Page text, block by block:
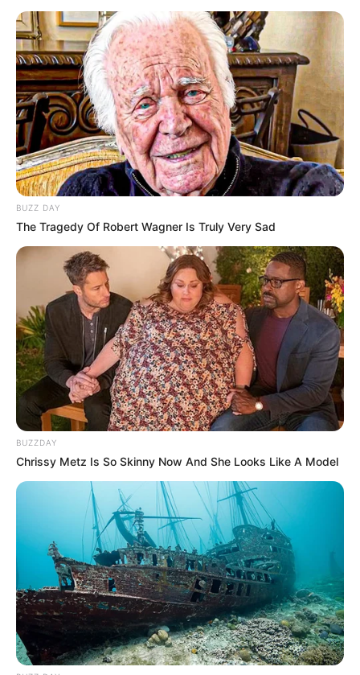
BUZZ DAY
The Tragedy Of Robert Wagner Is Truly Very Sad
BUZZDAY
Chrissy Metz Is So Skinny Now And She Looks Like A Model